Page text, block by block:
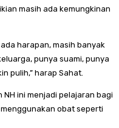
masih ada kemungkinan
harapan, masih banyak
punya suami, punya
pulih,” harap Sahat.
ini menjadi pelajaran bagi
obat seperti